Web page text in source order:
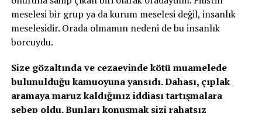
meselesi bir grup ya da kurum meselesi değil, insanlık
meselesidir. Orada olmamın nedeni de bu insanlık
borcuydu.
Size gözaltında ve cezaevinde kötü muamelede
bulunulduğu kamuoyuna yansıdı. Dahası, çıplak
aramaya maruz kaldığınız iddiası tartışmalara
sebep oldu. Bunları konuşmak sizi rahatsız